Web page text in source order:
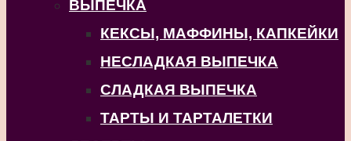
ВЫПЕЧКА
КЕКСЫ, МАФФИНЫ, КАПКЕЙКИ
НЕСЛАДКАЯ ВЫПЕЧКА
СЛАДКАЯ ВЫПЕЧКА
ТАРТЫ И ТАРТАЛЕТКИ